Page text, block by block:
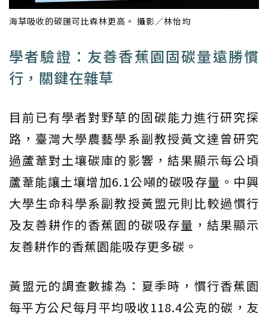
海草吸收的碳匯可比森林更高。 攝影／林怡均
學者驗證：友善香蕉園固碳量遠勝慣
行，關鍵在雜草
目前已有學者對野草的固碳能力進行研究探
路，臺灣大學農藝學系副教授黃文達曾研究
過蘆葦對土壤碳庫的影響，結果顯示每公頃
蘆葦能讓土壤增加6.1公噸的碳吸存量。中興
大學生命科學系副教授黃盟元則比較過慣行
及友善耕作的香蕉園的碳吸存量，結果顯示
友善耕作的香蕉園能吸存更多碳。
黃盟元的調查數據為：夏季時，慣行香蕉園
每平方公尺每月平均吸收118.4公克的碳，友